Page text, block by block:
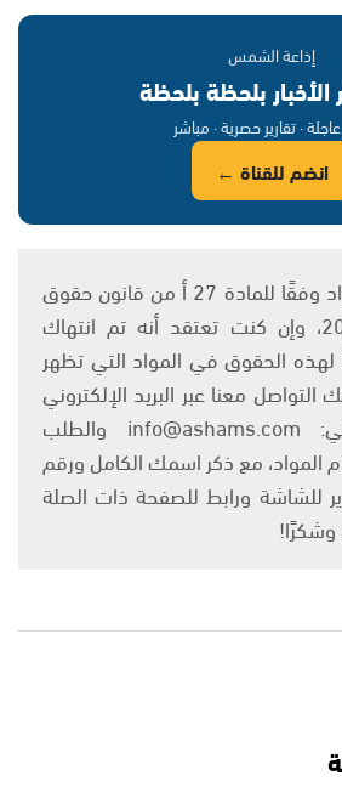
إذاعة الشمس
الأخبار بلحظة بلحظة
عاجلة · تقارير حصرية · مباشر
انضم للقناة ←
يتم الاستخدام المواد وفقًا للمادة 27 أ من قانون حقوق
التأليف والنشر 2007، وإن كنت تعتقد أنه تم انتهاك
الحقوق في المواد التي تظهر
معنا عبر البريد الإلكتروني
على العنوان التالي: info@ashams.com والطلب
المواد، مع ذكر اسمك الكامل ورقم
للشاشة ورابط للصفحة ذات الصلة